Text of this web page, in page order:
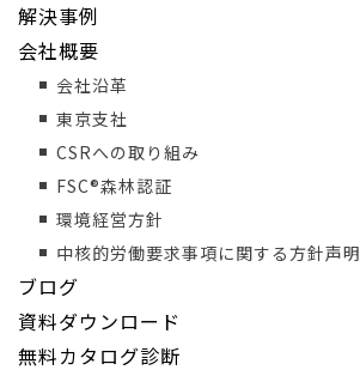
解決事例
会社概要
会社沿革
東京支社
CSRへの取り組み
FSC®森林認証
環境経営方針
中核的労働要求事項に関する方針声明
ブログ
資料ダウンロード
無料カタログ診断